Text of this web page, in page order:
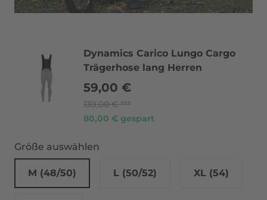
Dynamics Carico Lungo Cargo
Trägerhose lang Herren
59,00 €
139,00 €
80,00 € gespart
Größe auswählen
M (48/50) L (50/52) XL (54)